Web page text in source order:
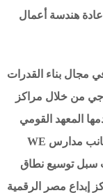
هندسة أعمال
مجال بناء القدرات
من خلال مراكز
المعهد القومي
للاتصالات، ومعهد تكنولوجيا المعلومات، إلى جانب مدارس WE
سبل توسيع نطاق
إبداع مصر الرقمية